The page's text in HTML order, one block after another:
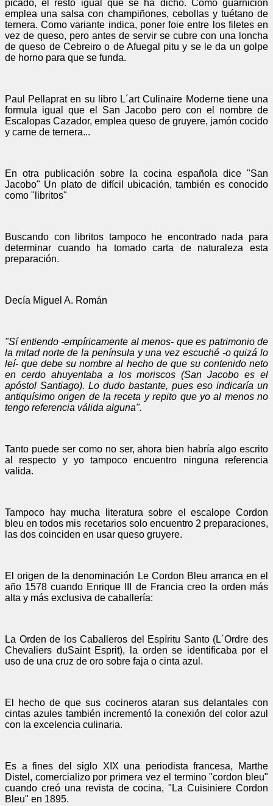
picado, el resto igual que se ha dicho. Como guarnición
emplea una salsa con champiñones, cebollas y tuétano de
ternera. Como variante indica, poner foie entre los filetes en
vez de queso, pero antes de servir se cubre con una loncha
de queso de Cebreiro o de Afuegal pitu y se le da un golpe
de horno para que se funda.
Paul Pellaprat en su libro L´art Culinaire Moderne tiene una
formula igual que el San Jacobo pero con el nombre de
Escalopas Cazador, emplea queso de gruyere, jamón cocido
y carne de ternera...
En otra publicación sobre la cocina española dice "San
Jacobo" Un plato de difícil ubicación, también es conocido
como "libritos"
Buscando con libritos tampoco he encontrado nada para
determinar cuando ha tomado carta de naturaleza esta
preparación.
Decía Miguel A. Román
"Sí entiendo -empíricamente al menos- que es patrimonio de
la mitad norte de la península y una vez escuché -o quizá lo
leí- que debe su nombre al hecho de que su contenido neto
en cerdo ahuyentaba a los moriscos (San Jacobo es el
apóstol Santiago). Lo dudo bastante, pues eso indicaría un
antiquísimo origen de la receta y repito que yo al menos no
tengo referencia válida alguna".
Tanto puede ser como no ser, ahora bien habría algo escrito
al respecto y yo tampoco encuentro ninguna referencia
valida.
Tampoco hay mucha literatura sobre el escalope Cordon
bleu en todos mis recetarios solo encuentro 2 preparaciones,
las dos coinciden en usar queso gruyere.
El origen de la denominación Le Cordon Bleu arranca en el
año 1578 cuando Enrique III de Francia creo la orden más
alta y más exclusiva de caballería:
La Orden de los Caballeros del Espíritu Santo (L´Ordre des
Chevaliers duSaint Esprit), la orden se identificaba por el
uso de una cruz de oro sobre faja o cinta azul.
El hecho de que sus cocineros ataran sus delantales con
cintas azules también incrementó la conexión del color azul
con la excelencia culinaria.
Es a fines del siglo XIX una periodista francesa, Marthe
Distel, comercializo por primera vez el termino "cordon bleu"
cuando creó una revista de cocina, "La Cuisiniere Cordon
Bleu" en 1895.